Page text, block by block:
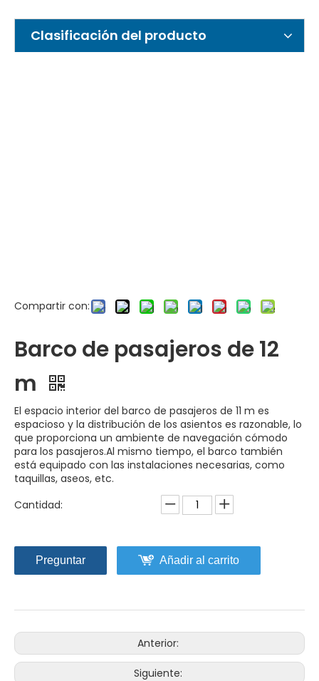
Clasificación del producto
Compartir con:
Barco de pasajeros de 12
m
El espacio interior del barco de pasajeros de 11 m es
espacioso y la distribución de los asientos es razonable, lo
que proporciona un ambiente de navegación cómodo
para los pasajeros.Al mismo tiempo, el barco también
está equipado con las instalaciones necesarias, como
taquillas, aseos, etc.
Cantidad:
Preguntar Añadir al carrito
Anterior:
Siguiente: